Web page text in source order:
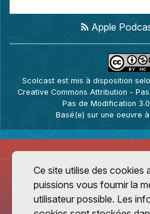
Apple
Scolcast est mis à disposition
Creative Commons Attribution -
Pas de Modification
Basé(e) sur une oeuvre à
Ce site utilise des cookies
puissions vous fournir la
utilisateur possible. Les